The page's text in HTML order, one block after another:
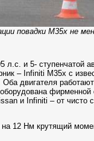
повадки М35х не
л.с. и 5- ступенчатой
– Infiniti М35х с
Оба двигателя
фирменной
и Infiniti – от чисто
12 Нм крутящий